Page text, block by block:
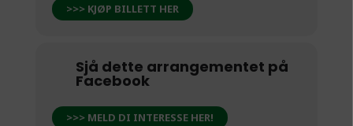
>>> KJØP BILLETT HER
Sjå dette arrangementet på
Facebook
>>> MELD DI INTERESSE HER!